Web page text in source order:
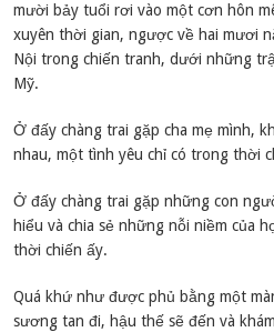
mười bảy tuổi rơi vào một cơn hôn
xuyên thời gian, ngược về hai mươi
Nội trong chiến tranh, dưới những
Mỹ.
Ở đấy chàng trai gặp cha mẹ mình,
nhau, một tình yêu chỉ có trong thời
Ở đấy chàng trai gặp những con
hiểu và chia sẻ những nỗi niềm của
thời chiến ấy.
Quá khứ như được phủ bằng một
sương tan đi, hậu thế sẽ đến và